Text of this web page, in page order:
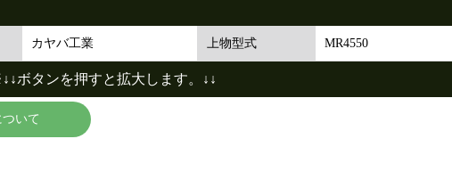
カヤバ工業 上物型式 MR4550
ボタンを押すと拡大します。↓↓
いて